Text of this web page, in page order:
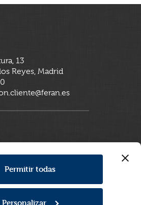
Permitir todas
Personalizar
13
Reyes, Madrid